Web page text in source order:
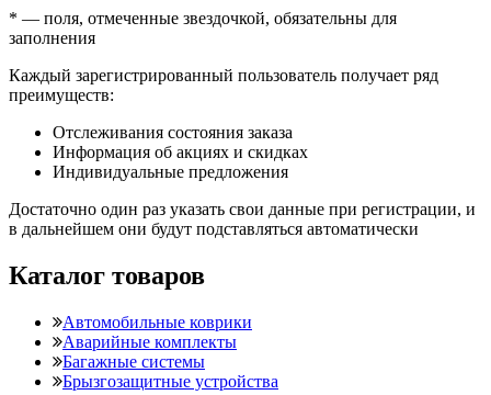
* — поля, отмеченные звездочкой, обязательны для
заполнения
Каждый зарегистрированный пользователь получает ряд
преимуществ:
Отслеживания состояния заказа
Информация об акциях и скидках
Индивидуальные предложения
Достаточно один раз указать свои данные при регистрации, и
в дальнейшем они будут подставляться автоматически
Каталог товаров
Автомобильные коврики
Аварийные комплекты
Багажные системы
Брызгозащитные устройства